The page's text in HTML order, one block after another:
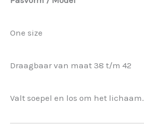
One size
Draagbaar van maat 38 t/m 42
Valt soepel en los om het lichaam.